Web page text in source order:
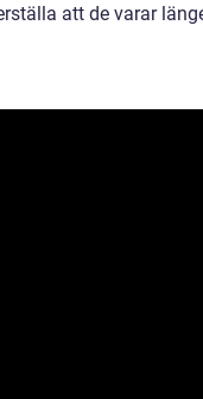
att de varar